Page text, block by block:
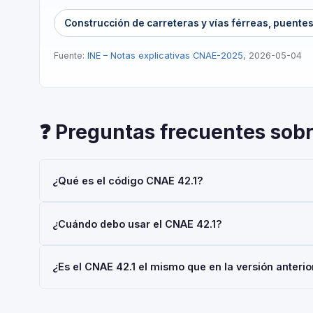
Construcción de carreteras y vías férreas,
Fuente: INE – Notas explicativas CNAE-2025, 2026-05-04
❓ Preguntas frecuentes
¿Qué es el código CNAE 42.1?
Actividades Económicas 2025 (CNAE-2025), aprobada
¿Cuándo debo usar el CNAE 42.1?
al darte de alta en la Seguridad Social (RETA), al
¿Es el CNAE 42.1 el mismo que en la versión